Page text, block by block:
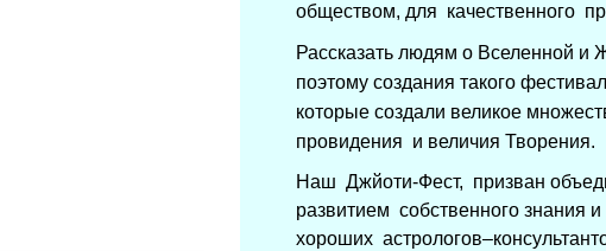
обществом, для качественного
Рассказать людям о Вселенной и
поэтому создания такого
которые создали великое
провидения и величия Творения.
Наш Джйоти-Фест, призван
развитием собственного знания
хороших